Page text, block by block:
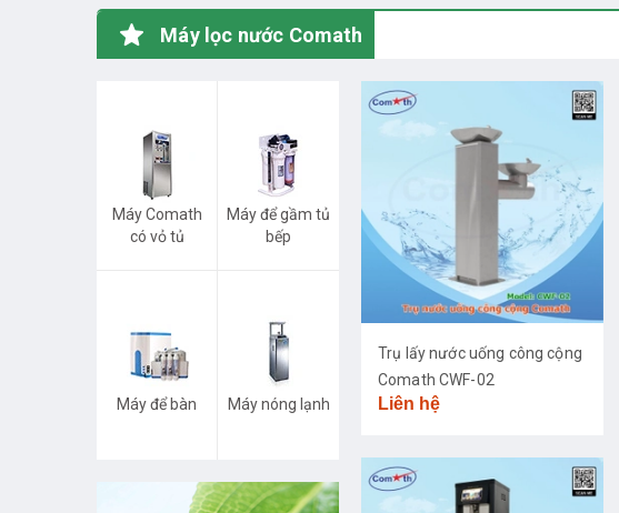
Máy lọc nước Comath
Máy Comath
có vỏ tủ
Máy để gầm tủ
bếp
Máy để bàn Máy nóng lạnh
Trụ lấy nước uống công cộng
Comath CWF-02
Liên hệ